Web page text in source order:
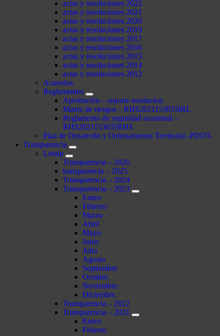
actas y resoluciones 2022
actas y resoluciones 2021
actas y resoluciones 2020
actas y resoluciones 2019
actas y resoluciones 2017
actas y resoluciones 2016
actas y resoluciones 2015
actas y resoluciones 2014
actas y resoluciones 2012
Acuerdos
Reglamentos
Aprobación – reporte resolucion
Matriz de riesgos – RHS2021153035IRL
Reglamento de seguridad ocasional –
RHS2021153035RHS
Plan de Desarrollo y Ordenamiento Territorial -PDOT-
Transparencia
Lotaip
Transparencia – 2026
transparencia – 2025.
Transparencia – 2024
Transparencia – 2023
Enero
Febrero
Marzo
Abril
Mayo
Junio
Julio
Agosto
Septiembre
Octubre.
Noviembre.
Diciembre.
Transparencia – 2022
Transparencia – 2021
Enero
Febrero